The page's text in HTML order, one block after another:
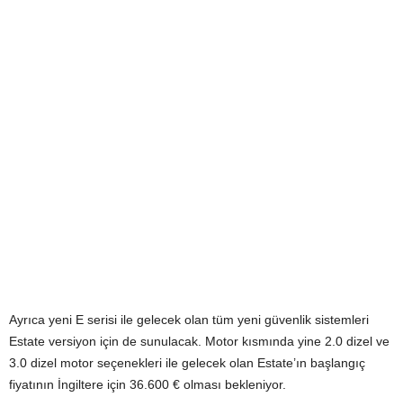
Ayrıca yeni E serisi ile gelecek olan tüm yeni güvenlik sistemleri
Estate versiyon için de sunulacak. Motor kısmında yine 2.0 dizel ve
3.0 dizel motor seçenekleri ile gelecek olan Estate’ın başlangıç
fiyatının İngiltere için 36.600 € olması bekleniyor.